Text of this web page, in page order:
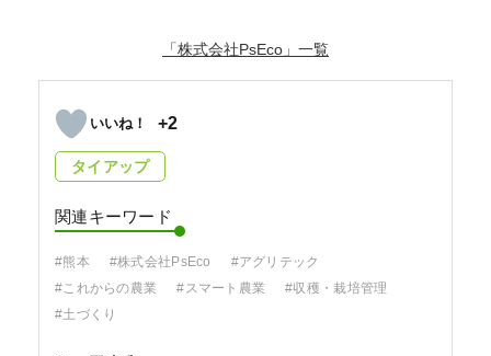
「株式会社PsEco」
+2
タイアップ
関連キーワード
#熊本 #株式会社PsEco
#アグリテック
#これからの農業
#スマート農業
#収穫・栽培管理
#土づくり